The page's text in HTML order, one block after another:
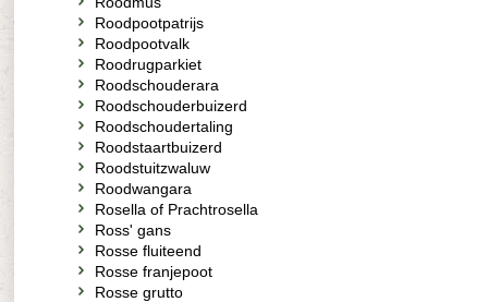
Roodpootpatrijs
Roodpootvalk
Roodrugparkiet
Roodschouderara
Roodschouderbuizerd
Roodschoudertaling
Roodstaartbuizerd
Roodstuitzwaluw
Roodwangara
Rosella of Prachtrosella
Ross' gans
Rosse fluiteend
Rosse franjepoot
Rosse grutto